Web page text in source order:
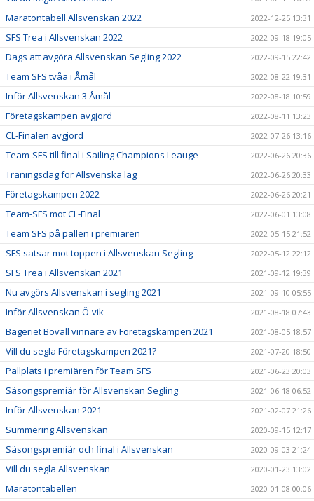
Maratontabell Allsvenskan 2022 2022-12-25 13:31
SFS Trea i Allsvenskan 2022 2022-09-18 19:05
Dags att avgöra Allsvenskan Segling 2022 2022-09-15 22:42
Team SFS tvåa i Åmål 2022-08-22 19:31
Inför Allsvenskan 3 Åmål 2022-08-18 10:59
Företagskampen avgjord 2022-08-11 13:23
CL-Finalen avgjord 2022-07-26 13:16
Team-SFS till final i Sailing Champions Leauge 2022-06-26 20:36
Träningsdag för Allsvenska lag 2022-06-26 20:33
Företagskampen 2022 2022-06-26 20:21
Team-SFS mot CL-Final 2022-06-01 13:08
Team SFS på pallen i premiären 2022-05-15 21:52
SFS satsar mot toppen i Allsvenskan Segling 2022-05-12 22:12
SFS Trea i Allsvenskan 2021 2021-09-12 19:39
Nu avgörs Allsvenskan i segling 2021 2021-09-10 05:55
Inför Allsvenskan Ö-vik 2021-08-18 07:43
Bageriet Bovall vinnare av Företagskampen 2021 2021-08-05 18:57
Vill du segla Företagskampen 2021? 2021-07-20 18:50
Pallplats i premiären för Team SFS 2021-06-23 20:03
Säsongspremiär för Allsvenskan Segling 2021-06-18 06:52
Inför Allsvenskan 2021 2021-02-07 21:26
Summering Allsvenskan 2020-09-15 12:17
Säsongspremiär och final i Allsvenskan 2020-09-03 21:24
Vill du segla Allsvenskan 2020-01-23 13:02
Maratontabellen 2020-01-08 00:06